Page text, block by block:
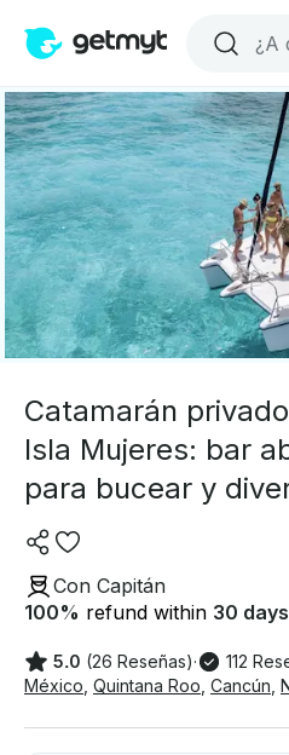
Catamarán
Isla Mujeres: bar
para bucear y
Con Capitán
100% refund within 30 days
5.0 (26 Reseñas)· 112
México Quintana Roo Cancún